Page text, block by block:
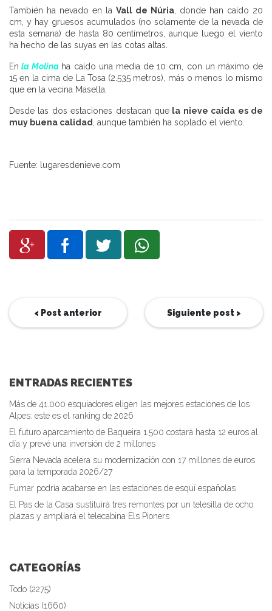
También ha nevado en la Vall de Núria , donde han caído 20
cm, y hay gruesos acumulados (no solamente de la nevada de
esta semana) de hasta 80 centímetros, aunque luego el viento
ha hecho de las suyas en las cotas altas.
En la Molina ha caído una media de 10 cm, con un máximo de
15 en la cima de La Tosa (2.535 metros), más o menos lo mismo
que en la vecina Masella.
Desde las dos estaciones destacan que la nieve caída es de
muy buena calidad
, aunque también ha soplado el viento.
Fuente: lugaresdenieve.com
< Post anterior Siguiente post >
ENTRADAS RECIENTES
Más de 41.000 esquiadores eligen las mejores estaciones de los
Alpes: este es el ranking de 2026
El futuro aparcamiento de Baqueira 1.500 costará hasta 12 euros al
día y prevé una inversión de 2 millones
Sierra Nevada acelera su modernización con 17 millones de euros
para la temporada 2026/27
Fumar podría acabarse en las estaciones de esquí españolas
El Pas de la Casa sustituirá tres remontes por un telesilla de ocho
plazas y ampliará el telecabina Els Pioners
CATEGORÍAS
Todo (2275)
Noticias (1660)